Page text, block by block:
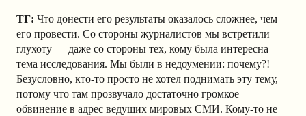
ТГ: Что донести его результаты оказалось сложнее, чем
его провести. Со стороны журналистов мы встретили
глухоту — даже со стороны тех, кому была интересна
тема исследования. Мы были в недоумении: почему?!
Безусловно, кто-то просто не хотел поднимать эту тему,
потому что там прозвучало достаточно громкое
обвинение в адрес ведущих мировых СМИ. Кому-то не